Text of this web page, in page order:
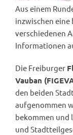
Aus einem
inzwischen
verschiedenen
Informationen
Die Freiburger
Vauban
den beiden
aufgenommen
bekommen und
und